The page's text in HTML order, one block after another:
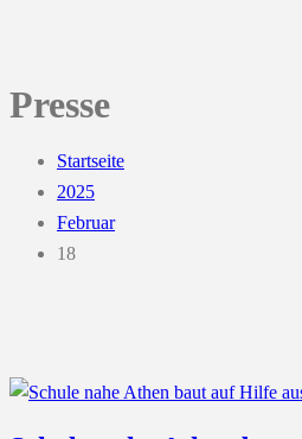
Presse
Startseite
2025
Februar
18